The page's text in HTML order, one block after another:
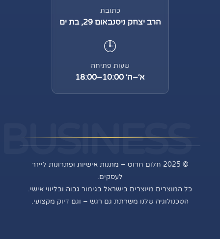
BUSINESS
כתובת
הרב יצחק ניסנבאום 29, בת ים
🕒
שעות פתיחה
א׳–ה׳ 10:00–18:00
© 2025 חלום חרוט – מתנות אישיות ופתרונות לייזר
לעסקים.
כל המוצרים מיוצרים בישראל בגימור גבוה ובליווי אישי.
הטכנולוגיה שלנו משרתת גם רגש – וגם דיוק מקצועי.